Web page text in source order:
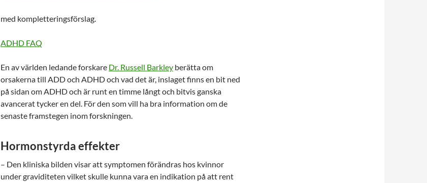
med kompletteringsförslag.
ADHD FAQ
En av världen ledande forskare Dr. Russell Barkley berätta om
orsakerna till ADD och ADHD och vad det är, inslaget finns en bit ned
på sidan om ADHD och är runt en timme långt och bitvis ganska
avancerat tycker en del. För den som vill ha bra information om de
senaste framstegen inom forskningen.
Hormonstyrda effekter
– Den kliniska bilden visar att symptomen förändras hos kvinnor
under graviditeten vilket skulle kunna vara en indikation på att rent